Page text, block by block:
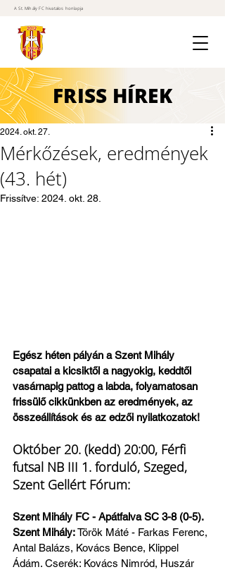
A St. Mihály FC hivatalos honlapja
FRISS HÍREK
Mérkőzések, eredmények
(43. hét)
2024. okt. 27.
Frissítve: 2024. okt. 28.
Egész héten pályán a Szent Mihály
csapatai a kicsiktől a nagyokig, keddtől
vasárnapig pattog a labda, folyamatosan
frissülő cikkünkben az eredmények, az
összeállítások és az edzői nyilatkozatok!
Október 20. (kedd) 20:00, Férfi
futsal NB III 1. forduló, Szeged,
Szent Gellért Fórum:
Szent Mihály FC - Apátfalva SC 3-8 (0-5).
Szent Mihály: Török Máté - Farkas Ferenc,
Antal Balázs, Kovács Bence, Klippel
Ádám. Cserék: Kovács Nimród, Huszár